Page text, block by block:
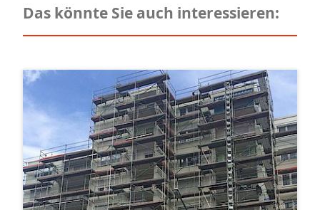
Das könnte Sie auch interessieren: